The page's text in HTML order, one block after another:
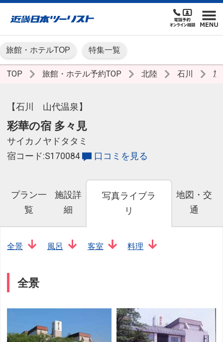
旅館・ホテルTOP 特集一覧
TOP 旅館・ホテル予約TOP 北陸 石川
【石川 山代温泉】
彩華の宿 多々見
サイカノヤドタタミ
宿コード:S170084
口コミを見る
プラン一
覧
施設詳
細
写真ライブラ
リ
地図・交
通
全景 風呂 客室 料理
全景